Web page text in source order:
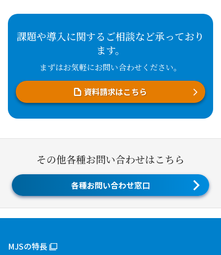
課題や導入に関するご相談など承っており
ます。
まずはお気軽にお問い合わせください。
資料請求はこちら
その他各種お問い合わせはこちら
各種お問い合わせ窓口
MJSの特長